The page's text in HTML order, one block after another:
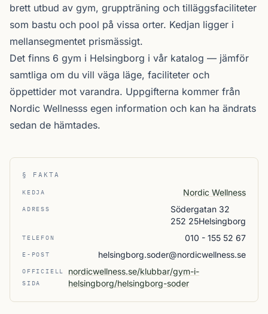
brett utbud av gym, gruppträning och tilläggsfaciliteter
som bastu och pool på vissa orter. Kedjan ligger i
mellansegmentet prismässigt.
Det finns 6 gym i Helsingborg i vår katalog — jämför
samtliga om du vill väga läge, faciliteter och
öppettider mot varandra. Uppgifterna kommer från
Nordic Wellnesss egen information och kan ha ändrats
sedan de hämtades.
§ FAKTA
KEDJA Nordic Wellness
ADRESS
Södergatan 32
252 25Helsingborg
TELEFON 010 - 155 52 67
E-POST helsingborg.soder@nordicwellness.se
OFFICIELL
SIDA
nordicwellness.se/klubbar/gym-i-
helsingborg/helsingborg-soder